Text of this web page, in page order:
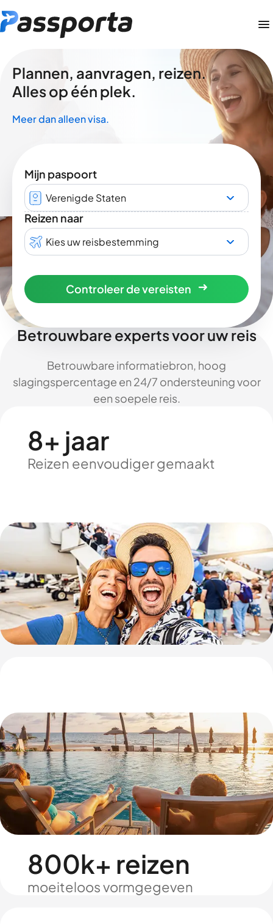
Plannen, aanvragen, reizen.
Alles op één plek.
Meer dan alleen visa.
Mijn paspoort
Verenigde Staten
Reizen naar
Kies uw reisbestemming
Controleer de vereisten
Betrouwbare experts voor uw reis
Betrouwbare informatiebron, hoog
slagingspercentage en 24/7 ondersteuning voor
een soepele reis.
8+ jaar
Reizen eenvoudiger gemaakt
800k+ reizen
moeiteloos vormgegeven